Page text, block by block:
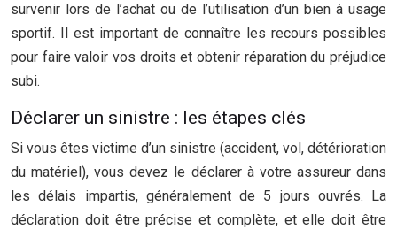
survenir lors de l’achat ou de l’utilisation d’un bien à usage
sportif. Il est important de connaître les recours possibles
pour faire valoir vos droits et obtenir réparation du préjudice
subi.
Déclarer un sinistre : les étapes clés
Si vous êtes victime d’un sinistre (accident, vol, détérioration
du matériel), vous devez le déclarer à votre assureur dans
les délais impartis, généralement de 5 jours ouvrés. La
déclaration doit être précise et complète, et elle doit être